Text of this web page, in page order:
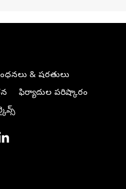
& షరతులు
ఫిర్యాదుల పరిష్కారం